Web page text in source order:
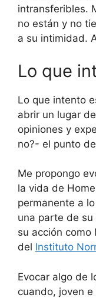
intransferibles.
no están y no
a su intimidad.
Lo que
Lo que intento
abrir un lugar
opiniones y
no?- el punto
Me propongo
la vida de
permanente a
una parte de
su acción como
del Instituto
Evocar algo de
cuando, joven